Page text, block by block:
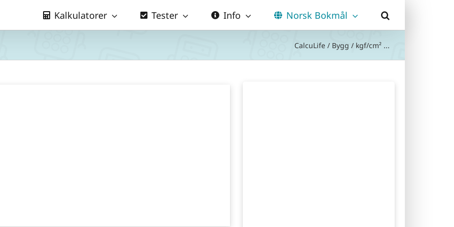
Kalkulatorer Tester Info Norsk Bokmål
CalcuLife / Bygg / kgf/cm² ...